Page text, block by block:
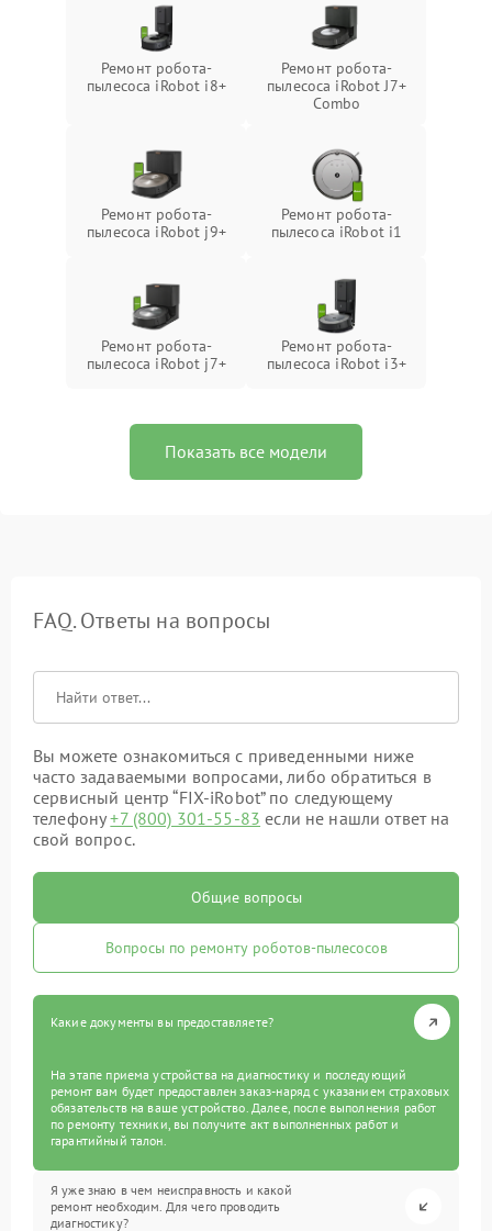
Ремонт робота-
пылесоса iRobot i8+
Ремонт робота-
пылесоса iRobot J7+
Combo
Ремонт робота-
пылесоса iRobot j9+
Ремонт робота-
пылесоса iRobot i1
Ремонт робота-
пылесоса iRobot j7+
Ремонт робота-
пылесоса iRobot i3+
Показать все модели
FAQ. Ответы на вопросы
Вы можете ознакомиться с приведенными ниже
часто задаваемыми вопросами, либо обратиться в
сервисный центр “FIX-iRobot” по следующему
телефону+7 (800) 301-55-83 если не нашли ответ на
свой вопрос.
Общие вопросы
Вопросы по ремонту роботов-пылесосов
Какие документы вы предоставляете?
На этапе приема устройства на диагностику и последующий
ремонт вам будет предоставлен заказ-наряд с указанием страховых
обязательств на ваше устройство. Далее, после выполнения работ
по ремонту техники, вы получите акт выполненных работ и
гарантийный талон.
Я уже знаю в чем неисправность и какой
ремонт необходим. Для чего проводить
диагностику?